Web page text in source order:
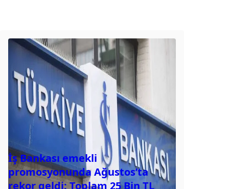
İş Bankası emekli
promosyonunda Ağustos’ta
rekor geldi: Toplam 25 Bin TL